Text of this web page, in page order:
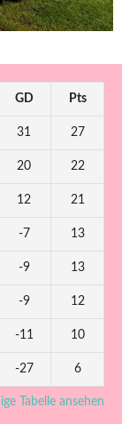
GD Pts
31 27
20 22
12 21
-7 13
-9 13
-9 12
-11 10
-27 6
Tabelle ansehen